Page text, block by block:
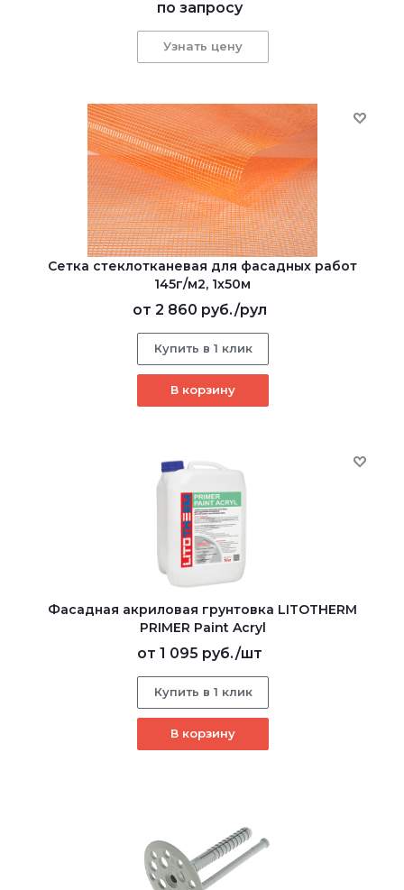
по запросу
Узнать цену
Сетка стеклотканевая для фасадных работ
145г/м2, 1х50м
от 2 860 руб./рул
Купить в 1 клик
В корзину
Фасадная акриловая грунтовка LITOTHERM
PRIMER Paint Acryl
от 1 095 руб./шт
Купить в 1 клик
В корзину